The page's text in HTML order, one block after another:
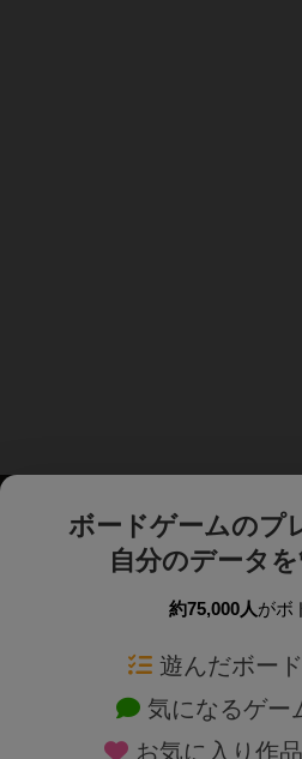
ボードゲームのプ
自分のデータ
約75,000人がボ
遊んだボー
気になるゲー
お気に入り作
ボードゲームを検索する